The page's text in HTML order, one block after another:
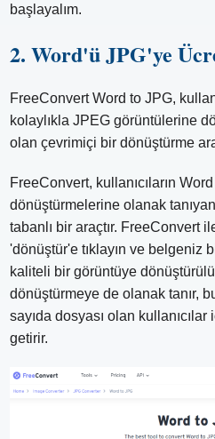
başlayalım.
2. Word'ü JPG'ye
FreeConvert Word to JPG,
kolaylıkla JPEG görüntülerine
olan çevrimiçi bir dönüştürme
FreeConvert, kullanıcıların
dönüştürmelerine olanak
tabanlı bir araçtır. FreeConvert
'dönüştür'e tıklayın ve belgeniz
kaliteli bir görüntüye
dönüştürmeye de olanak tanır,
sayıda dosyası olan
getirir.